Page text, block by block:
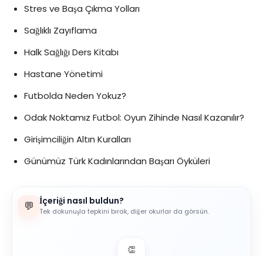
Stres ve Başa Çıkma Yolları
Sağlıklı Zayıflama
Halk Sağlığı Ders Kitabı
Hastane Yönetimi
Futbolda Neden Yokuz?
Odak Noktamız Futbol: Oyun Zihinde Nasıl Kazanılır?
Girişimciliğin Altın Kuralları
Günümüz Türk Kadınlarından Başarı Öyküleri
💬 İçeriği nasıl buldun?
Tek dokunuşla tepkini bırak, diğer okurlar da görsün.
👏